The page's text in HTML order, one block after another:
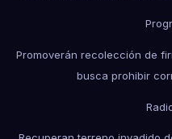
Promoverán recolección de
busca prohibir